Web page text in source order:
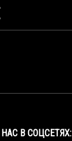
В СОЦСЕТЯХ: